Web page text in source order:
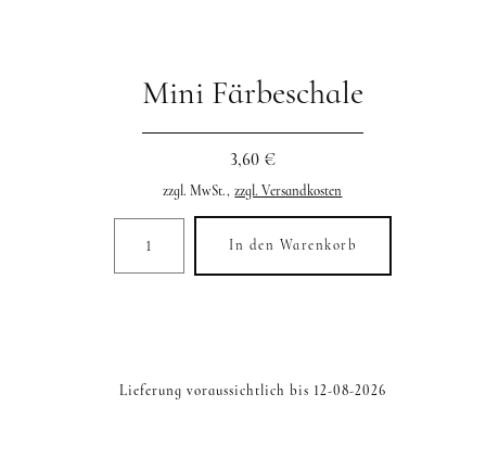
Mini Färbeschale
3,60 €
zzgl. MwSt., zzgl. Versandkosten
In den Warenkorb
Lieferung voraussichtlich bis 12-08-2026